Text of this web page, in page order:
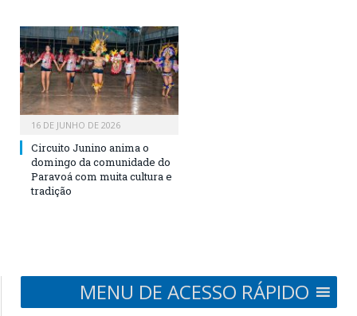
16 DE JUNHO DE 2026
Circuito Junino anima o
domingo da comunidade do
Paravoá com muita cultura e
tradição
MENU DE ACESSO RÁPIDO